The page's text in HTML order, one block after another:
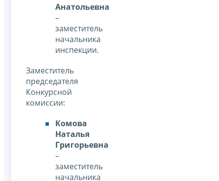
Анатольевна
–
заместитель
начальника
инспекции.
Заместитель
председателя
Конкурсной
комиссии:
Комова
Наталья
Григорьевна
–
заместитель
начальника